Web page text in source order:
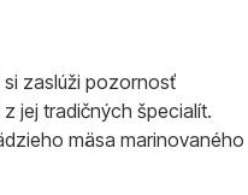
si zaslúži pozornosť
jej tradičných špecialít.
mäsa marinovaného